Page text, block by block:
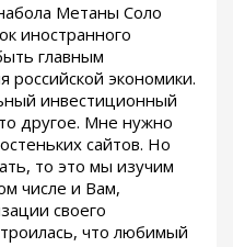
Метаны Соло
иностранного
главным
российской экономики.
инвестиционный
другое. Мне нужно
сайтов. Но
то это мы изучим
числе и Вам,
своего
что любимый